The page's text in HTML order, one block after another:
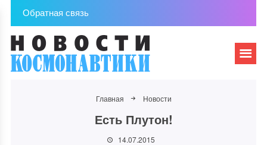
Обратная связь
Главная Новости
Есть Плутон!
14.07.2015